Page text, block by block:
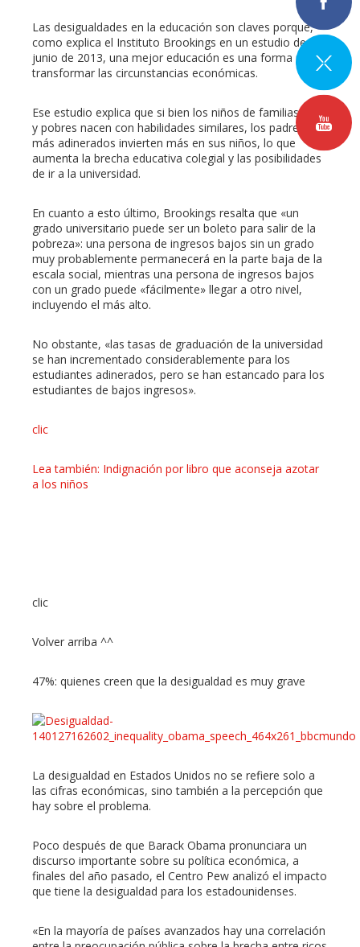
Las desigualdades en la educación son claves porque,
como explica el Instituto Brookings en un estudio de
junio de 2013, una mejor educación es una forma para
transformar las circunstancias económicas.
Ese estudio explica que si bien los niños de familias ricas
y pobres nacen con habilidades similares, los padres
más adinerados invierten más en sus niños, lo que
aumenta la brecha educativa colegial y las posibilidades
de ir a la universidad.
En cuanto a esto último, Brookings resalta que «un
grado universitario puede ser un boleto para salir de la
pobreza»: una persona de ingresos bajos sin un grado
muy probablemente permanecerá en la parte baja de la
escala social, mientras una persona de ingresos bajos
con un grado puede «fácilmente» llegar a otro nivel,
incluyendo el más alto.
No obstante, «las tasas de graduación de la universidad
se han incrementado considerablemente para los
estudiantes adinerados, pero se han estancado para los
estudiantes de bajos ingresos».
clic
Lea también: Indignación por libro que aconseja azotar
a los niños
clic
Volver arriba ^^
47%: quienes creen que la desigualdad es muy grave
La desigualdad en Estados Unidos no se refiere solo a
las cifras económicas, sino también a la percepción que
hay sobre el problema.
Poco después de que Barack Obama pronunciara un
discurso importante sobre su política económica, a
finales del año pasado, el Centro Pew analizó el impacto
que tiene la desigualdad para los estadounidenses.
«En la mayoría de países avanzados hay una correlación